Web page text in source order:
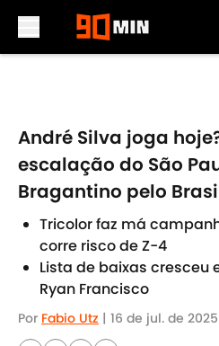
André Silva joga
escalação do São
Bragantino pelo
Tricolor faz má
corre risco de Z-4
Lista de baixas cresceu
Ryan Francisco
Por Fabio Utz | 16 de jul. de 2025